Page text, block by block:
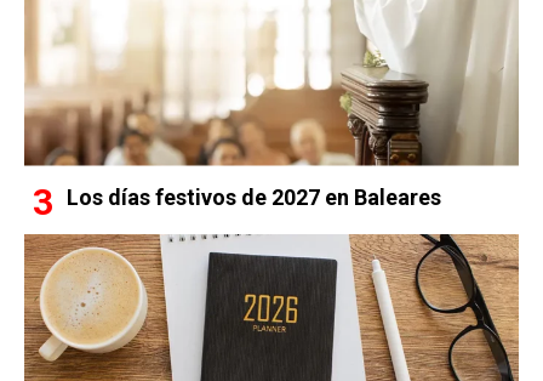
Los días festivos de 2027 en Baleares